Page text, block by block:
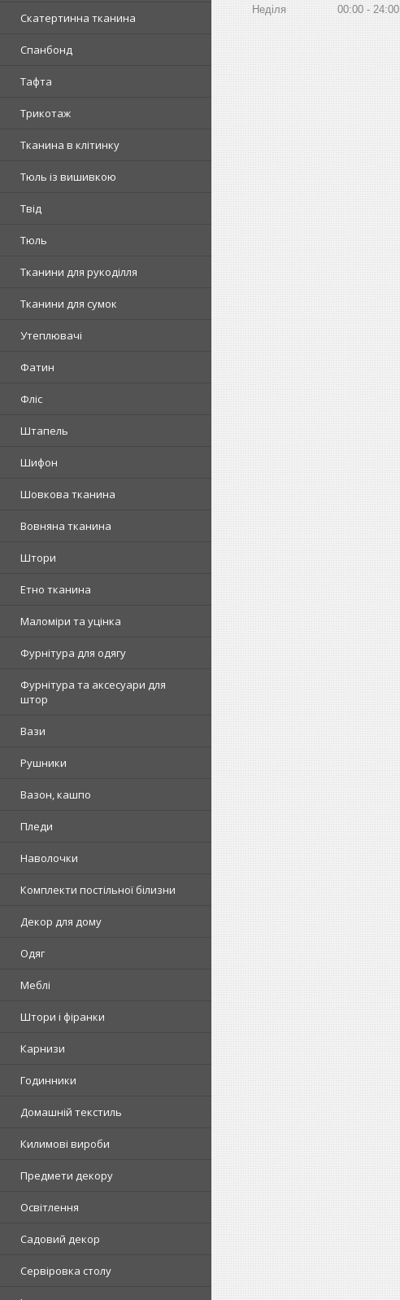
Скатертинна тканина
Спанбонд
Тафта
Трикотаж
Тканина в клітинку
Тюль із вишивкою
Твід
Тюль
Тканини для рукоділля
Тканини для сумок
Утеплювачі
Фатин
Фліс
Штапель
Шифон
Шовкова тканина
Вовняна тканина
Штори
Етно тканина
Маломіри та уцінка
Фурнітура для одягу
Фурнітура та аксесуари для
штор
Вази
Рушники
Вазон, кашпо
Пледи
Наволочки
Комплекти постільної білизни
Декор для дому
Одяг
Меблі
Штори і фіранки
Карнизи
Годинники
Домашній текстиль
Килимові вироби
Предмети декору
Освітлення
Садовий декор
Сервіровка столу
Неділя
00:00 24:00